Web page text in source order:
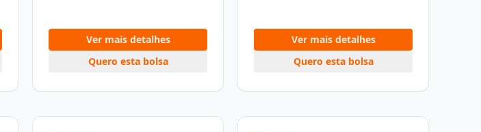
Ver mais detalhes
Quero esta bolsa
Ver mais detalhes
Quero esta bolsa